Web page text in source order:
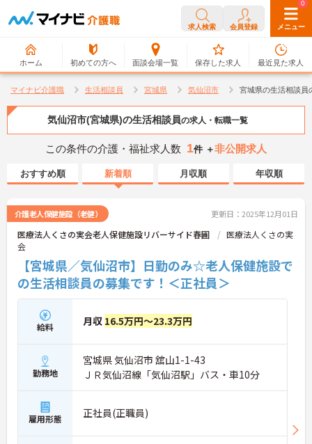
求人検索 会員登録 メニュー
ホーム 初めての方へ 面談会場一覧
0
保存した求人
0
最近見た求人
マイナビ介護職 生活相談員 宮城県 気仙沼市 宮城県の生活相談員
気仙沼市(宮城県)の生活相談員の求人・転職一覧
この条件の介護・福祉求人数 1件 ＋非公開求人
おすすめ順 新着順 月収順 年収順
介護老人保健施設（老健） 更新日：2025年12月01日
医療法人くさの実会老人保健施設リバーサイド春圃
医療法人くさの実
会
【宮城県／気仙沼市】日勤のみ☆老人保健施設で
の生活相談員の募集です！＜正社員＞
給料 月収 16.5万円～23.3万円
勤務地
宮城県 気仙沼市 舘山1-1-43
ＪＲ気仙沼線「気仙沼駅」バス・車10分
雇用形態 正社員(正職員)